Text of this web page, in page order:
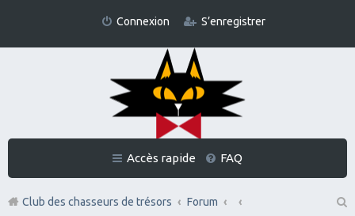
Connexion S’enregistrer
Accès rapide FAQ
Club des chasseurs de trésors
Forum